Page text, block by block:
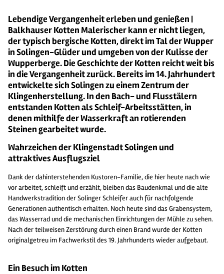
Lebendige Vergangenheit erleben und genießen |
Balkhauser Kotten Malerischer kann er nicht liegen,
der typisch bergische Kotten, direkt im Tal der Wupper
in Solingen-Glüder und umgeben von der Kulisse der
Wupperberge. Die Geschichte der Kotten reicht weit bis
in die Vergangenheit zurück. Bereits im 14. Jahrhundert
entwickelte sich Solingen zu einem Zentrum der
Klingenherstellung. In den Bach- und Flusstälern
entstanden Kotten als Schleif-Arbeitsstätten, in
denen mithilfe der Wasserkraft an rotierenden
Steinen gearbeitet wurde.
Wahrzeichen der Klingenstadt Solingen und
attraktives Ausflugsziel
Dank der dahinterstehenden Kustoren-Familie, die hier heute nach wie
vor arbeitet, schleift und erzählt, bleiben das Baudenkmal und die alte
Handwerkstradition der Solinger Schleifer auch für nachfolgende
Generationen authentisch erhalten. Noch heute sind das Grabensystem,
das Wasserrad und die mechanischen Einrichtungen der Mühle zu sehen.
Nach der teilweisen Zerstörung durch einen Brand wurde der Kotten
originalgetreu im Fachwerkstil des 19. Jahrhunderts wieder aufgebaut.
Ein Besuch im Kotten